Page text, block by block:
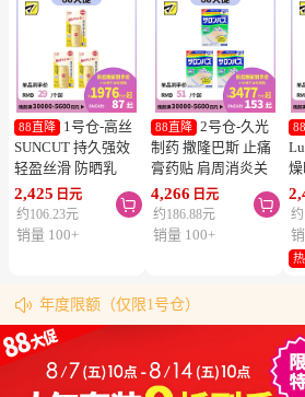
88直降
1号仓-高丝
SUNCUT 持久强效
轻盈丝滑 防晒乳
SPF50+ PA++++
50ml 3个装 阻隔紫
外线 持久耐水 户外
2,425 日元
约106.23元

销量 100+
88直降
2号仓-久光
制药 撒隆巴斯 止痛
膏药贴 肩周消炎关
节颈椎疼 4.6×7.2cm
120贴 3个装【第3类
医药品】
4,266 日元
约186.88元

销量 100+
7
 年度限额（仅限1号仓）
同仓库满5000日元包邮（仅限中国大陆
松本清粉丝群来啦！
跳转搜索结果